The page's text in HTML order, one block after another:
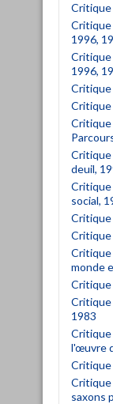
Critique
Critique
1996,
Critique
1996,
Critique
Critique
Critique
Critique
deuil,
Critique
social,
Critique
Critique
Critique
monde
Critique
Critique
1983
Critique
l'œuvre
Critique
Critique
saxons